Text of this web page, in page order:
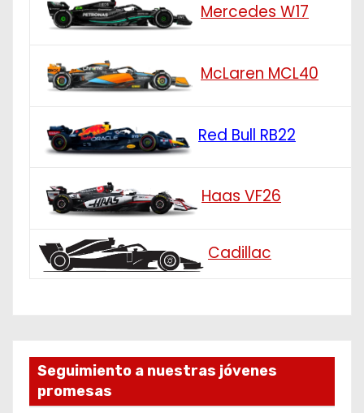
Mercedes W17
McLaren MCL40
Red Bull RB22
Haas VF26
Cadillac
Seguimiento a nuestras jóvenes
promesas